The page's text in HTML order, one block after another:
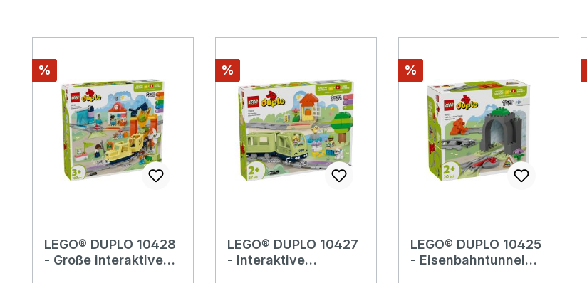
Rabatt
%
LEGO® DUPLO 10428
- Große interaktive
Rabatt
%
LEGO® DUPLO 10427
- Interaktive
Rabatt
%
LEGO® DUPLO 10425
- Eisenbahntunnel